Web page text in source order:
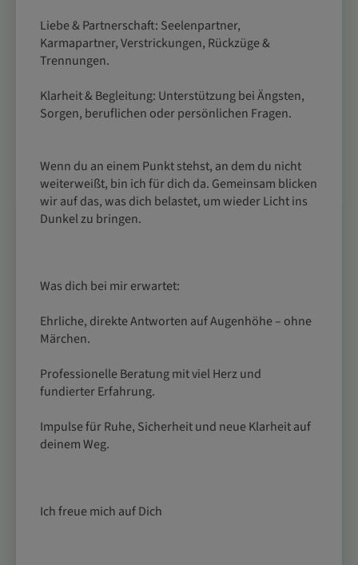
Liebe & Partnerschaft: Seelenpartner,
Karmapartner, Verstrickungen, Rückzüge &
Trennungen.
Klarheit & Begleitung: Unterstützung bei Ängsten,
Sorgen, beruflichen oder persönlichen Fragen.
Wenn du an einem Punkt stehst, an dem du nicht
weiterweißt, bin ich für dich da. Gemeinsam blicken
wir auf das, was dich belastet, um wieder Licht ins
Dunkel zu bringen.
Was dich bei mir erwartet:
Ehrliche, direkte Antworten auf Augenhöhe – ohne
Märchen.
Professionelle Beratung mit viel Herz und
fundierter Erfahrung.
Impulse für Ruhe, Sicherheit und neue Klarheit auf
deinem Weg.
Ich freue mich auf Dich